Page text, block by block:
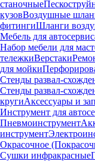
станочные
кузовВоздушные
фитингиШланги
Мебель для
Набор мебели для
тележкиВерстаки
для мойки
Стенды развал-
Стенды развал-
кругиАксессуары и
Инструмент для
Пневмоинструмент
инструмент
Окрасочное
Сушки инфракрасные